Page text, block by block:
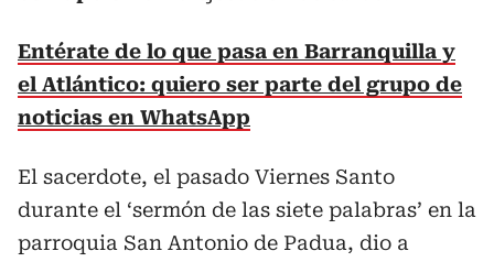
Entérate de lo que pasa en Barranquilla y
el Atlántico: quiero ser parte del grupo de
noticias en WhatsApp
El sacerdote, el pasado Viernes Santo
durante el ‘sermón de las siete palabras’ en la
parroquia San Antonio de Padua, dio a